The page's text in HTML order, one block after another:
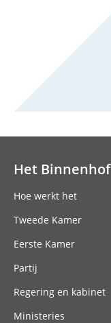
Het Binnenhof
Hoe werkt het
Tweede Kamer
Eerste Kamer
Partij
Regering en kabinet
Ministeries